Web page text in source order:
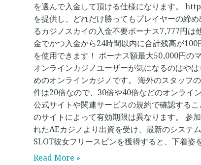
を選んで入金して頂ける仕様になります。
を提供し、どれだけ勝ってもプレイヤーの締
るカジノスカイの入金不要ボーナス7,777円
金でかつ入金から24時間以内に合計残高が
を使用できます！ ボーナス額最大50,000円の
オンラインカジノユーザーが気になるのはや
めのオンラインカジノです。 海外のスタッフ
件は20倍なので、30倍や40倍などのオンライ
公式サイトや関連サービスの規約で確認する
のサイトによって有効期限は異なります。 参
れたAEカジノより出資を受け、最新のシステ
SLOT彼女フリースピンを獲得すると、下着
【超
高
額】
新
規
登
録
者
全
員
提
供
Read More »